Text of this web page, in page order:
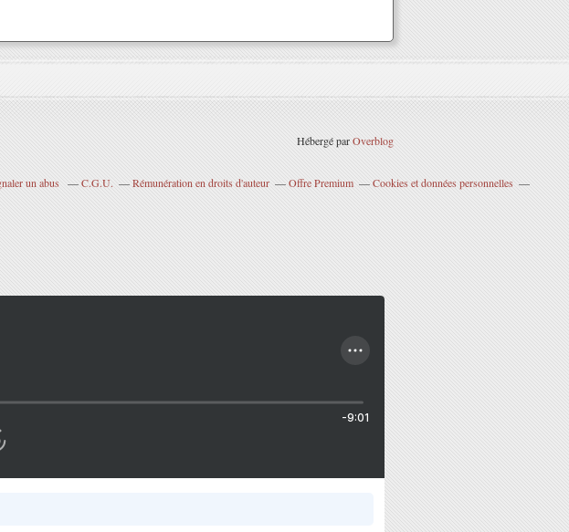
Hébergé parOverblog
un abus C.G.U. Rémunération en droits d'auteur Offre Premium
Cookies et données personnelles
-9:01